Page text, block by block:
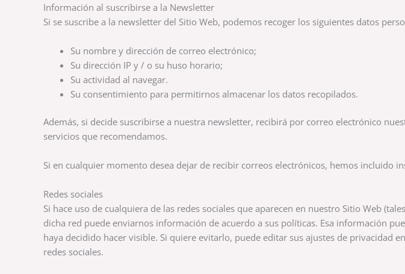
Información al suscribirse a la Newsletter
Si se suscribe a la newsletter del Sitio Web, podemos recoger los siguientes datos
Su nombre y dirección de correo electrónico;
Su dirección IP y / o su huso horario;
Su actividad al navegar.
Su consentimiento para permitirnos almacenar los datos recopilados.
Además, si decide suscribirse a nuestra newsletter, recibirá por correo electrónico
servicios que recomendamos.
Si en cualquier momento desea dejar de recibir correos electrónicos, hemos incluido
Redes sociales
Si hace uso de cualquiera de las redes sociales que aparecen en nuestro Sitio Web
dicha red puede enviarnos información de acuerdo a sus políticas. Esa información
haya decidido hacer visible. Si quiere evitarlo, puede editar sus ajustes de privacidad
redes sociales.